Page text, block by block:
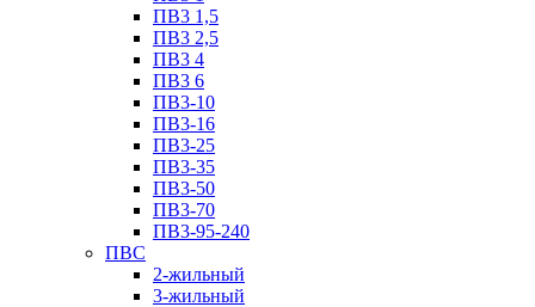
ПВ3 1,5
ПВ3 2,5
ПВ3 4
ПВ3 6
ПВ3-10
ПВ3-16
ПВ3-25
ПВ3-35
ПВ3-50
ПВ3-70
ПВ3-95-240
ПВС
2-жильный
3-жильный